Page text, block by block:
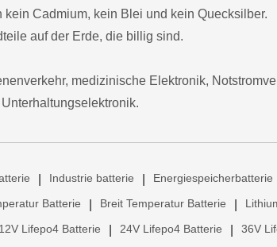
Cadmium, kein Blei und kein Quecksilber.
auf der Erde, die billig sind.
medizinische Elektronik,
Industrie batterie Energiespeicherbatterie
Batterie Breit Temperatur Batterie
12V Lifepo4 Batterie 24V Lifepo4 Batterie 36V